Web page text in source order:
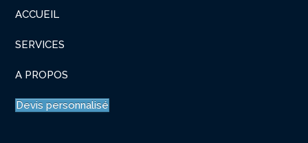
ACCUEIL
SERVICES
A PROPOS
Devis personnalisé